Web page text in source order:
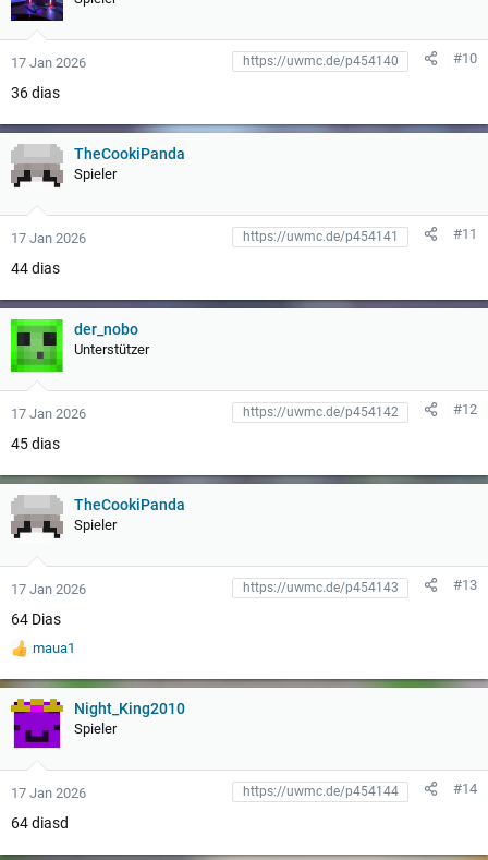
17 Jan 2026 #10
36 dias
TheCookiPanda
Spieler
17 Jan 2026 #11
44 dias
der_nobo
Unterstützer
17 Jan 2026 #12
45 dias
TheCookiPanda
Spieler
17 Jan 2026 #13
64 Dias
W
r
t
u
n
maua1
Night_King2010
Spieler
17 Jan 2026 #14
64 diasd